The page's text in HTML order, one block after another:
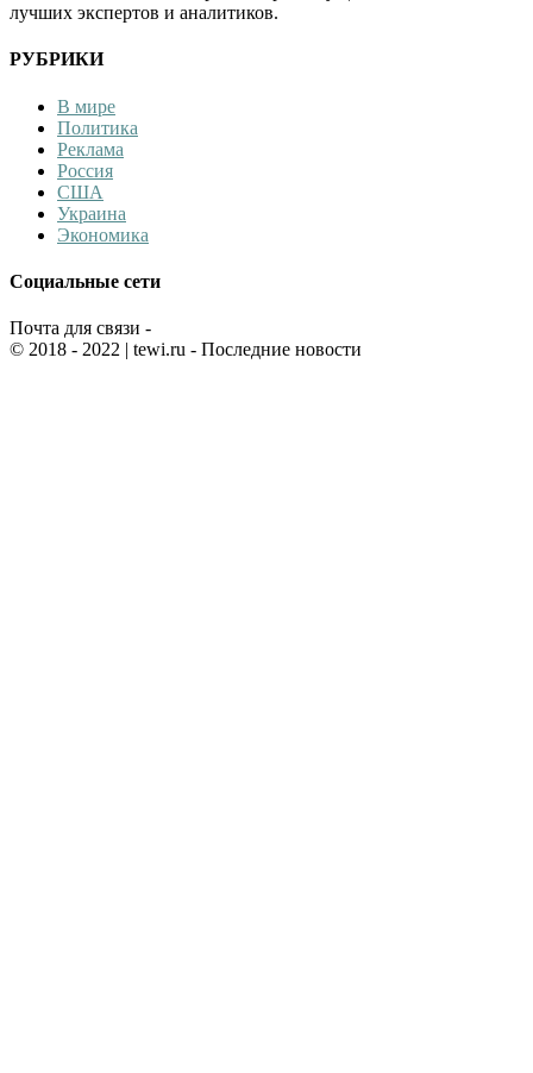
лучших экспертов и аналитиков.
РУБРИКИ
В мире
Политика
Реклама
Россия
США
Украина
Экономика
Социальные сети
Почта для связи -
© 2018 - 2022 | tewi.ru - Последние новости